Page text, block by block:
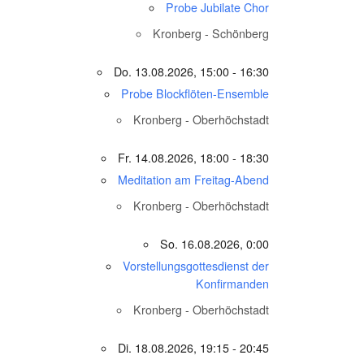
Probe Jubilate Chor
Kronberg - Schönberg
Do. 13.08.2026, 15:00 - 16:30
Probe Blockflöten-Ensemble
Kronberg - Oberhöchstadt
Fr. 14.08.2026, 18:00 - 18:30
Meditation am Freitag-Abend
Kronberg - Oberhöchstadt
So. 16.08.2026, 0:00
Vorstellungsgottesdienst der
Konfirmanden
Kronberg - Oberhöchstadt
Di. 18.08.2026, 19:15 - 20:45